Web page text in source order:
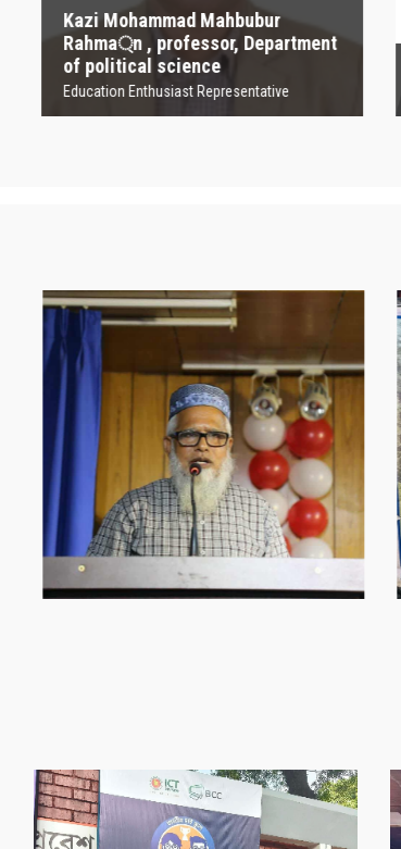
Kazi Mohammad Mahbubur
Rahma্‌n , professor, Department
of political science
Education Enthusiast Representative
Education Enthusiast Representative
নবীনবরণ - ২০২৫